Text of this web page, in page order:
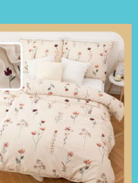
povzdychnutie.
prikývli. Lebo to
treba zažiť.